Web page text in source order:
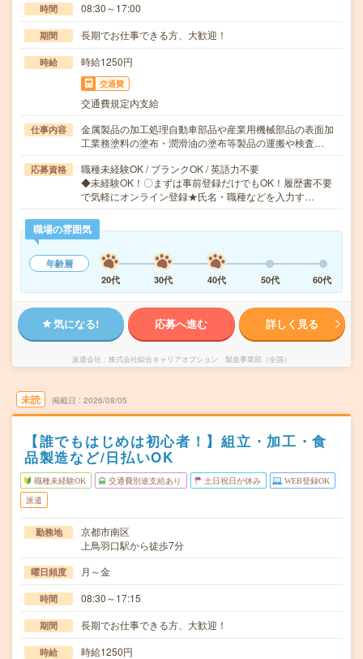
時間 08:30～17:00
期間 長期でお仕事できる方、大歓迎！
時給 時給1250円
交通費
交通費規定内支給
仕事内容
金属製品の加工処理自動車部品や産業用機械部品の表面加
工業務塗料の塗布・潤滑油の塗布等製品の運搬や検査…
応募資格
職種未経験OK / ブランクOK / 英語力不要
◆未経験OK！〇まずは事前登録だけでもOK！履歴書不要
で気軽にオンライン登録★氏名・職種などを入力す…
職場の雰囲気
年齢層
20代
30代 40代 50代 60代
気になる! 応募へ進む 詳しく見る
派遣会社 株式会社綜合キャリアオプション 製造事業部（全国）
未読 掲載日 2026/08/05
【誰でもはじめは初心者！】組立・加工・食
品製造など/日払いOK
職種未経験OK 交通費別途支給あり 土日祝日が休み WEB登録OK
派遣
勤務地
京都市南区
上鳥羽口駅から徒歩7分
曜日頻度 月～金
時間 08:30～17:15
期間 長期でお仕事できる方、大歓迎！
時給 時給1250円